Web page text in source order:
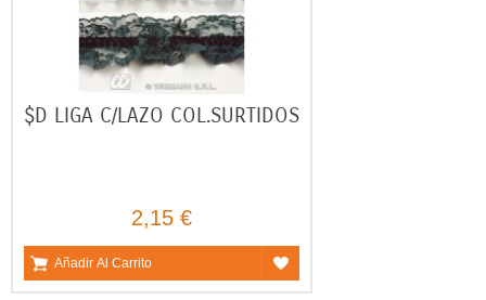
$D LIGA C/LAZO COL.SURTIDOS
2,15 €
Añadir Al Carrito